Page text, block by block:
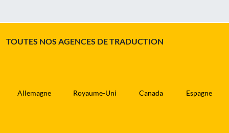
TOUTES NOS AGENCES DE TRADUCTION
Allemagne Royaume-Uni Canada Espagne